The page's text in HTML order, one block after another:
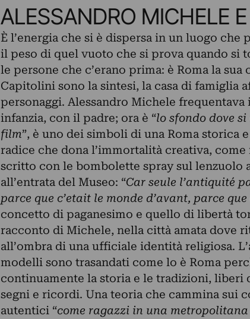
ALESSANDRO MICHELE
È l’energia che si è dispersa in un luogo che
il peso di quel vuoto che si prova quando si
le persone che c’erano prima: è Roma la
Capitolini sono la sintesi, la casa di famiglia
personaggi. Alessandro Michele
infanzia, con il padre; ora è “lo sfondo dove
film”, è uno dei simboli di una Roma storica
radice che dona l’immortalità creativa,
scritto con le bombolette spray sul lenzuolo
all’entrata del Museo: “Car seule l’antiquité
parce que c’etait le monde d’avant, parce
concetto di paganesimo e quello di libertà
racconto di Michele, nella città amata dove
all’ombra di una ufficiale identità religiosa.
modelli sono trasandati come lo è Roma
continuamente la storia e le tradizioni, liberi
segni e ricordi. Una teoria che cammina sui
autentici “come ragazzi in una